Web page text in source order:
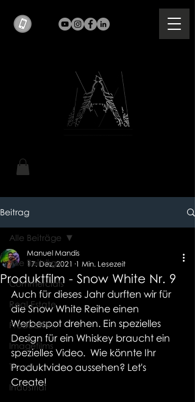
Beitrag
Alle Beiträge
Commercials
Real Estate
Productfilm
Imagefilms
Travel
Industrial
Alle Beiträge
Produktfilm - Snow White Nr. 9
Manuel Mandis
17. Dez. 2021 1 Min. Lesezeit
Auch für dieses Jahr durften wir für
die Snow White Reihe einen
Werbespot drehen. Ein spezielles
Design für ein Whiskey braucht ein
spezielles Video.  Wie könnte Ihr
Produktvideo aussehen? Let's
Create!